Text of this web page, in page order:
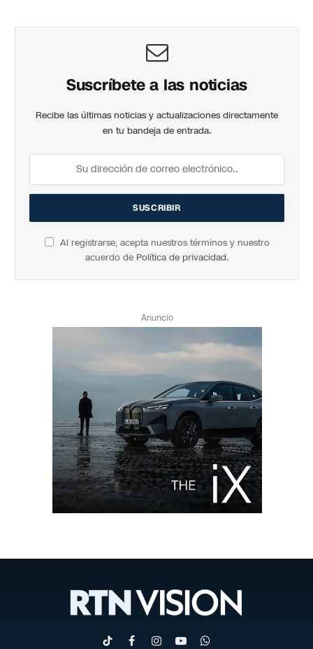
Suscríbete a las noticias
Recibe las últimas noticias y actualizaciones directamente
en tu bandeja de entrada.
Al registrarse, acepta nuestros términos y nuestro
acuerdo de Política de privacidad.
Anuncio